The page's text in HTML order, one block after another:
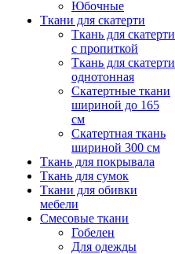
Юбочные
Ткани для скатерти
Ткань для скатерти
с пропиткой
Ткань для скатерти
однотонная
Скатертные ткани
шириной до 165
см
Скатертная ткань
шириной 300 см
Ткань для покрывала
Ткань для сумок
Ткани для обивки
мебели
Смесовые ткани
Гобелен
Для одежды